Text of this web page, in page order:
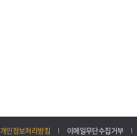
개인정보처리방침 이메일무단수집거부